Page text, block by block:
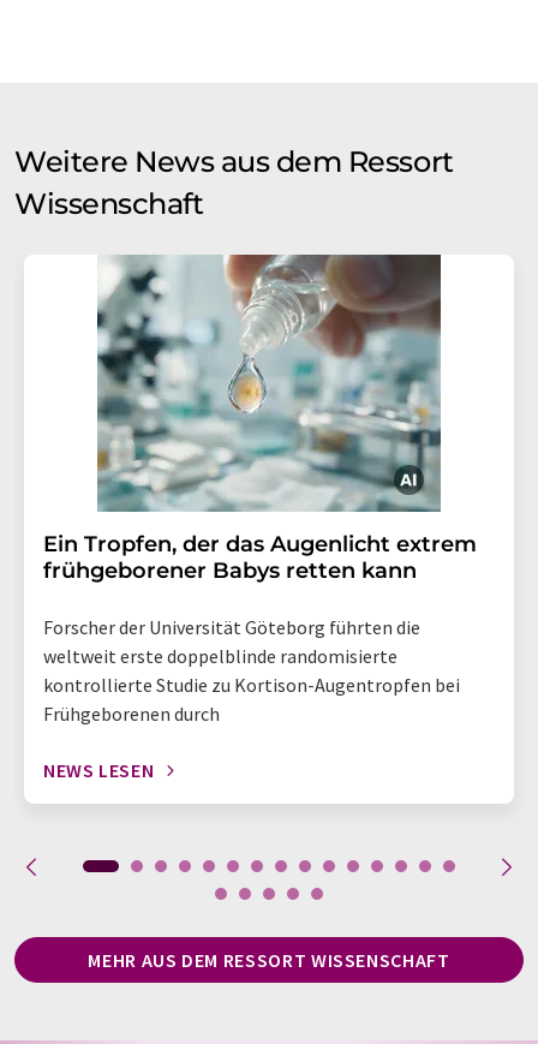
Weitere News aus dem Ressort
Wissenschaft
Ein Tropfen, der das Augenlicht extrem
frühgeborener Babys retten kann
Forscher der Universität Göteborg führten die
weltweit erste doppelblinde randomisierte
kontrollierte Studie zu Kortison-Augentropfen bei
Frühgeborenen durch
NEWS LESEN
MEHR AUS DEM RESSORT WISSENSCHAFT